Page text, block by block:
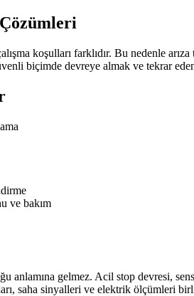
koşulları farklıdır. Bu nedenle
biçimde devreye almak ve tekrar
ve bakım
anlamına gelmez. Acil stop devresi,
saha sinyalleri ve elektrik ölçümleri